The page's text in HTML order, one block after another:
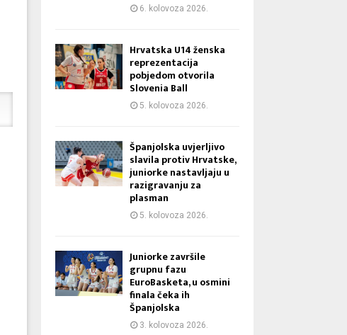
6. kolovoza 2026.
Hrvatska U14 ženska
reprezentacija
pobjedom otvorila
Slovenia Ball
5. kolovoza 2026.
Španjolska uvjerljivo
slavila protiv Hrvatske,
juniorke nastavljaju u
razigravanju za
plasman
5. kolovoza 2026.
Juniorke završile
grupnu fazu
EuroBasketa, u osmini
finala čeka ih
Španjolska
3. kolovoza 2026.